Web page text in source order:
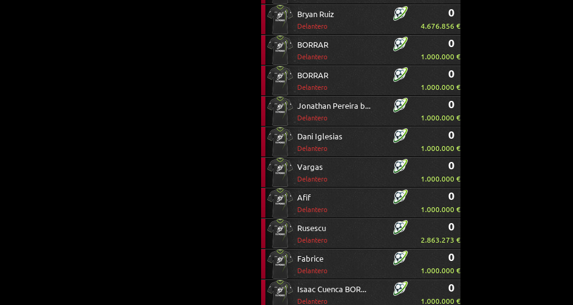
Bryan Ruiz
Delantero
0
4.676.856 €
BORRAR
Delantero
0
1.000.000 €
BORRAR
Delantero
0
1.000.000 €
Jonathan Pereira borrar
Delantero
0
1.000.000 €
Dani Iglesias
Delantero
0
1.000.000 €
Vargas
Delantero
0
1.000.000 €
Afif
Delantero
0
1.000.000 €
Rusescu
Delantero
0
2.863.273 €
Fabrice
Delantero
0
1.000.000 €
Isaac Cuenca BORRAR
Delantero
0
1.000.000 €